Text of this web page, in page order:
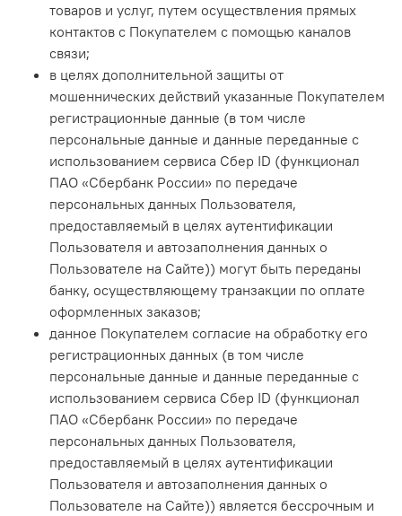
товаров и услуг, путем осуществления прямых
контактов с Покупателем с помощью каналов
связи;
в целях дополнительной защиты от
мошеннических действий указанные Покупателем
регистрационные данные (в том числе
персональные данные и данные переданные с
использованием сервиса Сбер ID (функционал
ПАО «Сбербанк России» по передаче
персональных данных Пользователя,
предоставляемый в целях аутентификации
Пользователя и автозаполнения данных о
Пользователе на Сайте)) могут быть переданы
банку, осуществляющему транзакции по оплате
оформленных заказов;
данное Покупателем согласие на обработку его
регистрационных данных (в том числе
персональные данные и данные переданные с
использованием сервиса Сбер ID (функционал
ПАО «Сбербанк России» по передаче
персональных данных Пользователя,
предоставляемый в целях аутентификации
Пользователя и автозаполнения данных о
Пользователе на Сайте)) является бессрочным и